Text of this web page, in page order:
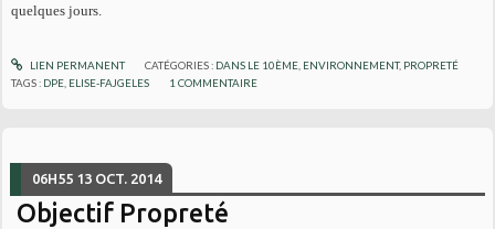
quelques jours.
LIEN PERMANENT CATÉGORIES : DANS LE 10ÈME, ENVIRONNEMENT, PROPRETÉ
TAGS : DPE ELISE-FAJGELES 1 COMMENTAIRE
06H55 13 OCT. 2014
Objectif Propreté